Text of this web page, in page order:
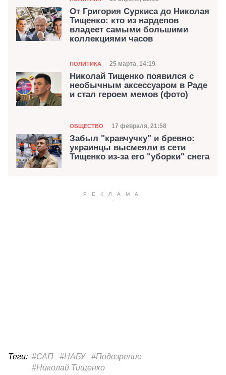
От Григория Суркиса до Николая
Тищенко: кто из нардепов
владеет самыми большими
коллекциями часов
Категория
ПОЛИТИКА Дата публикации
25 марта, 14:19
Николай Тищенко появился с
необычным аксессуаром в Раде
и стал героем мемов (фото)
Категория
ОБЩЕСТВО Дата публикации
17 февраля, 21:58
Забыл "кравчучку" и бревно:
украинцы высмеяли в сети
Тищенко из-за его "уборки" снега
Теги: #САП #НАБУ
#Подозрение
#Николай Тищенко